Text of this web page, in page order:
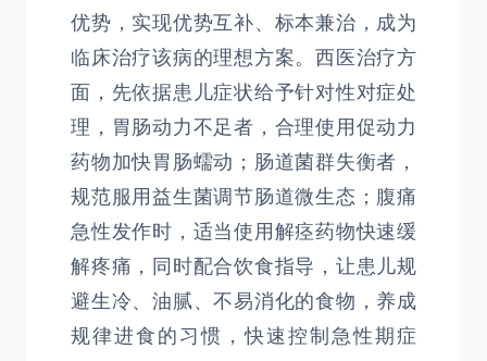
优势，实现优势互补、标本兼治，成为
临床治疗该病的理想方案。西医治疗方
面，先依据患儿症状给予针对性对症处
理，胃肠动力不足者，合理使用促动力
药物加快胃肠蠕动；肠道菌群失衡者，
规范服用益生菌调节肠道微生态；腹痛
急性发作时，适当使用解痉药物快速缓
解疼痛，同时配合饮食指导，让患儿规
避生冷、油腻、不易消化的食物，养成
规律进食的习惯，快速控制急性期症